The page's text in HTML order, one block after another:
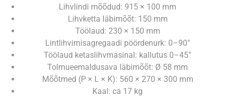
Lihvlindi mõõdud: 915 × 100 mm
Lihvketta läbimõõt: 150 mm
Töölaud: 230 × 150 mm
Lintlihvimisagregaadi pöördenurk: 0–90°
Töölaud ketaslihvmasinal: kallutus 0–45°
Tolmueemaldusava läbimõõt: Ø 58 mm
Mõõtmed (P × L × K): 560 × 270 × 300 mm
Kaal: ca 17 kg